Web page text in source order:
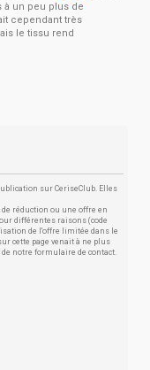
à un peu plus de
cependant très
le tissu rend
sur CeriseClub. Elles
réduction ou une offre en
différentes raisons (code
de l'offre limitée dans le
cette page venait à ne plus
notre formulaire de contact.